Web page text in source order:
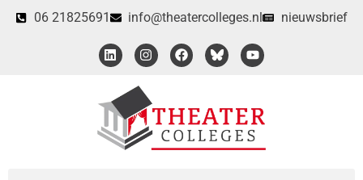
06 21825691 info@theatercolleges.nl nieuwsbrief